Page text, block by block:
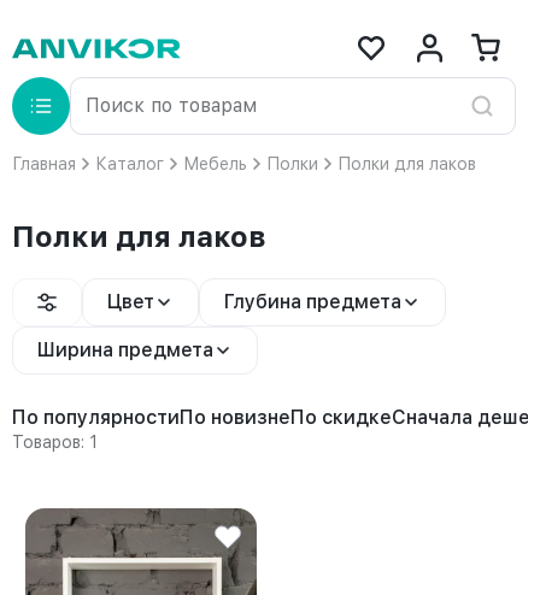
Главная Каталог Мебель Полки Полки для лаков
Полки для лаков
Цвет Глубина предмета
Ширина предмета
По популярностиПо новизнеПо скидкеСначала
Товаров: 1